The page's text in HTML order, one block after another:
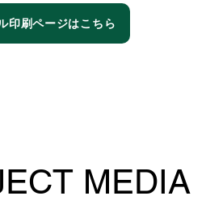
印刷ページはこちら
MEDIA